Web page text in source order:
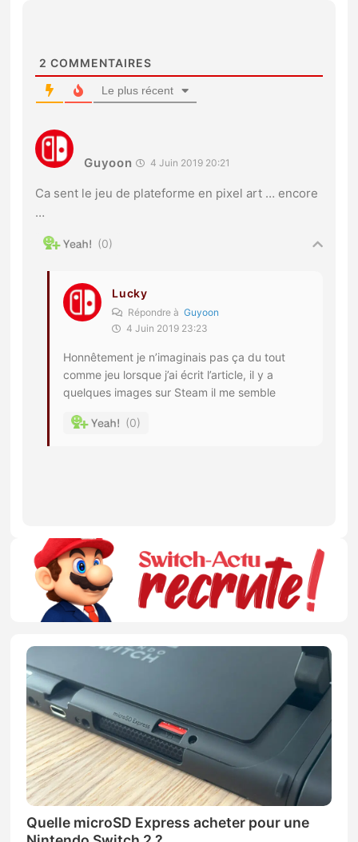
2 COMMENTAIRES
Le plus récent
Guyoon 4 Juin 2019 20:21
Ca sent le jeu de plateforme en pixel art … encore
…
0
Lucky
Répondre àGuyoon
4 Juin 2019 23:23
Honnêtement je n’imaginais pas ça du tout
comme jeu lorsque j’ai écrit l’article, il y a
quelques images sur Steam il me semble
0
Quelle microSD Express acheter pour une